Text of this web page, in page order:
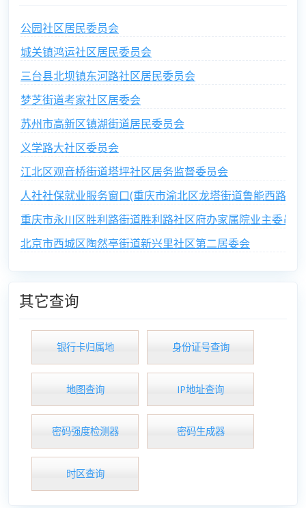
公园社区居民委员会
城关镇鸿运社区居民委员会
三台县北坝镇东河路社区居民委员会
梦芝街道考家社区居委会
苏州市高新区镇湖街道居民委员会
义学路大社区委员会
江北区观音桥街道塔坪社区居务监督委员会
人社社保就业服务窗口(重庆市渝北区龙塔街道鲁能西路社
重庆市永川区胜利路街道胜利路社区府办家属院业主委员会
北京市西城区陶然亭街道新兴里社区第二居委会
其它查询
银行卡归属地 身份证号查询
地图查询 IP地址查询
密码强度检测器 密码生成器
时区查询